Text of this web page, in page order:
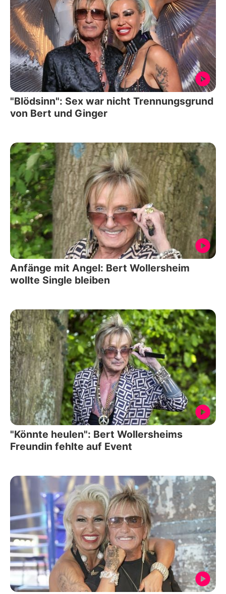
"Blödsinn": Sex war nicht Trennungsgrund
von Bert und Ginger
Anfänge mit Angel: Bert Wollersheim
wollte Single bleiben
"Könnte heulen": Bert Wollersheims
Freundin fehlte auf Event